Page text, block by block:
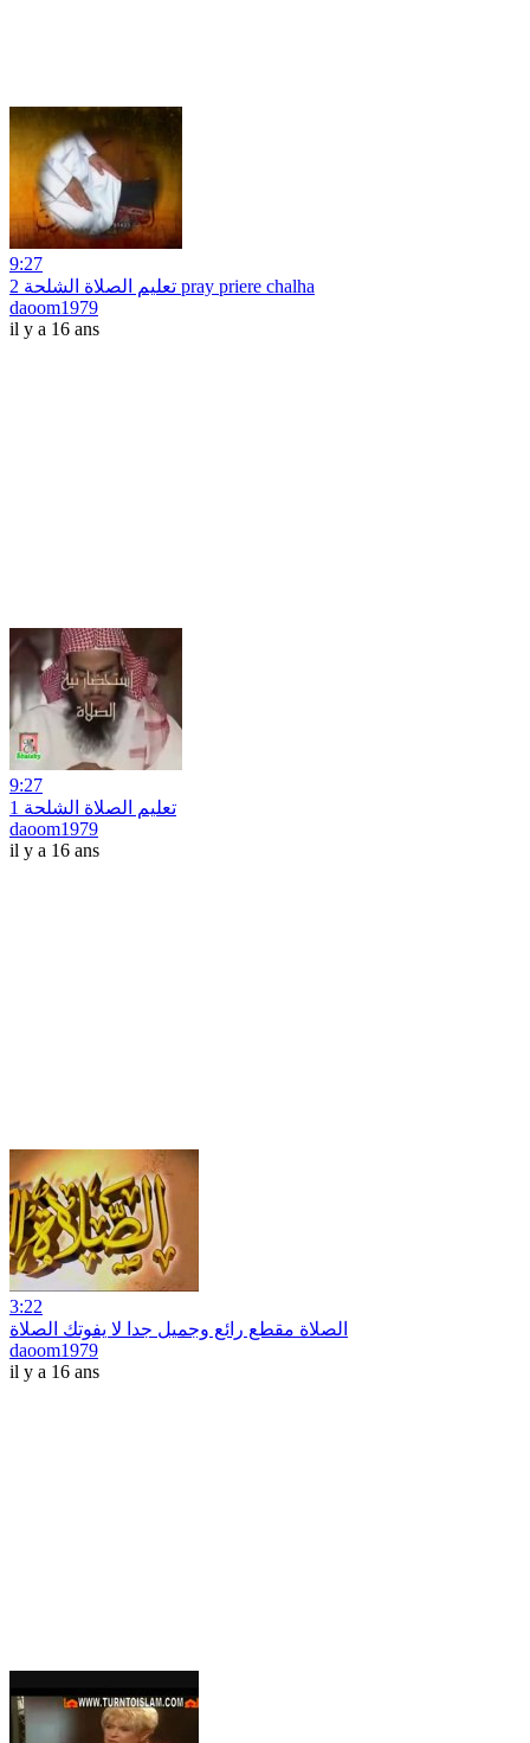
9:27
2 تعليم الصلاة الشلحة pray priere chalha
daoom1979
il y a 16 ans
9:27
تعليم الصلاة الشلحة 1
daoom1979
il y a 16 ans
3:22
الصلاة مقطع رائع وجميل جدا لا يفوتك الصلاة
daoom1979
il y a 16 ans